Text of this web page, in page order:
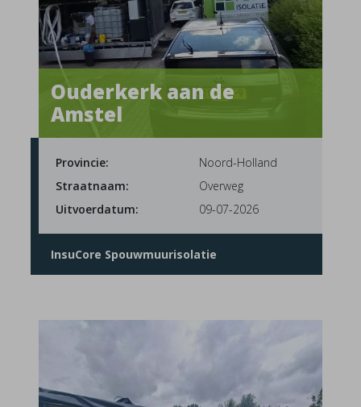
Ouderkerk aan de
Amstel
Provincie:
Noord-Holland
Straatnaam:
Overweg
Uitvoerdatum:
09-07-2026
InsuCore Spouwmuurisolatie